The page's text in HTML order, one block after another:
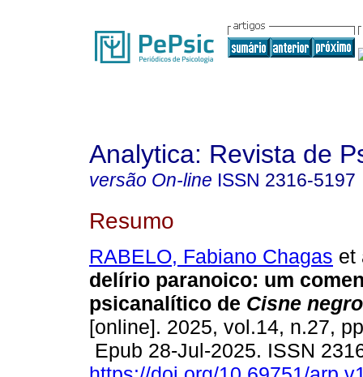
Analytica: Revista de
versão On-line ISSN 2316-5197
Resumo
RABELO, Fabiano Chagas et
delírio paranoico: um
psicanalítico de Cisne negro
[online]. 2025, vol.14, n.27,
Epub 28-Jul-2025. ISSN